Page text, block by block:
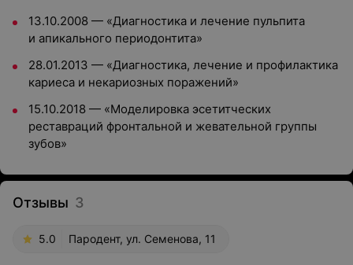
13.10.2008 — «Диагностика и лечение пульпита
и апикального периодонтита»
28.01.2013 — «Диагностика, лечение и профилактика
кариеса и некариозных поражений»
15.10.2018 — «Моделировка эсетитческих
реставраций фронтальной и жевательной группы
зубов»
Отзывы 3
5.0 Пародент, ул. Семенова, 11